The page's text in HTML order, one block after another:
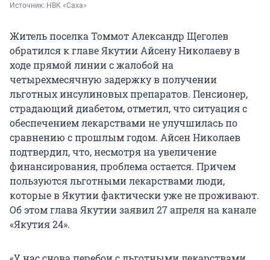
Источник: НВК «Саха»
Житель поселка Томмот Александр Щеголев
обратился к главе Якутии Айсену Николаеву в
ходе прямой линии с жалобой на
четырехмесячную задержку в получении
льготных инсулиновых препаратов. Пенсионер,
страдающий диабетом, отметил, что ситуация с
обеспечением лекарствами не улучшилась по
сравнению с прошлым годом. Айсен Николаев
подтвердил, что, несмотря на увеличение
финансирования, проблема остается. Причем
пользуются льготными лекарствами люди,
которые в Якутии фактически уже не проживают.
Об этом глава Якутии заявил 27 апреля на канале
«Якутия 24».